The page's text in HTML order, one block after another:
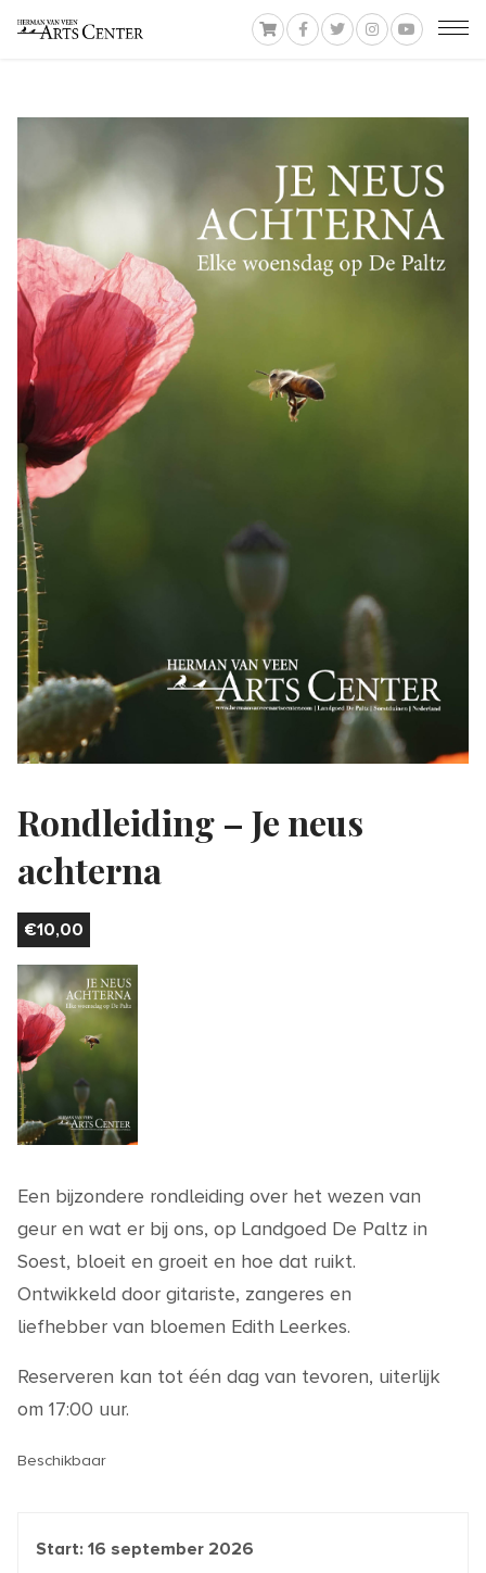
Rondleiding – Je neus
achterna
€10,00
Een bijzondere rondleiding over het wezen van
geur en wat er bij ons, op Landgoed De Paltz in
Soest, bloeit en groeit en hoe dat ruikt.
Ontwikkeld door gitariste, zangeres en
liefhebber van bloemen Edith Leerkes.
Reserveren kan tot één dag van tevoren, uiterlijk
om 17:00 uur.
Beschikbaar
Start: 16 september 2026